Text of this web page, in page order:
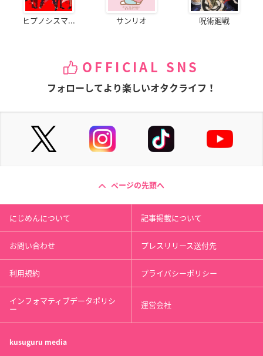
ヒプノシスマ... サンリオ 呪術廻戦
OFFICIAL SNS
フォローしてより楽しいオタクライフ！
ページの先頭へ
にじめんについて 記事掲載について
お問い合わせ プレスリリース送付先
利用規約 プライバシーポリシー
インフォマティブデータポリシ
ー 運営会社
kusuguru media